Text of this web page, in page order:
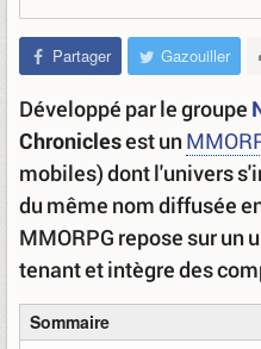
Partager Gazouiller
Développé par le groupe
Chroniclesest un
mobiles) dont l'univers
du même nom diffusée
MMORPG repose sur un
tenant et intègre des
Sommaire